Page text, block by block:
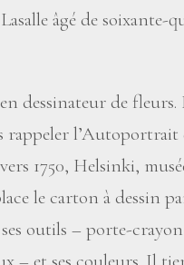
âgé de soixante-
dessinateur de
rappeler l’Autoportrait
1750, Helsinki,
le carton à dessin
outils – porte-